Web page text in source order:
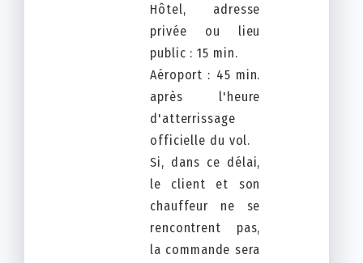
Hôtel, adresse
privée ou lieu
public : 15 min.
Aéroport : 45 min.
après l'heure
d'atterrissage
officielle du vol.
Si, dans ce délai,
le client et son
chauffeur ne se
rencontrent pas,
la commande sera